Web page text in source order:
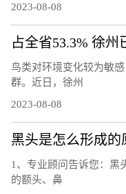
2023-08-08
占全省53.3% 徐州
鸟类对环境变化较为敏
群。近日，徐州
2023-08-08
1、专业顾问告诉您：黑
的额头、鼻